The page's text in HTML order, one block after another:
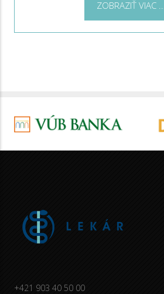
ZOBRAZIŤ VIAC ...
+421 903 40 50 00